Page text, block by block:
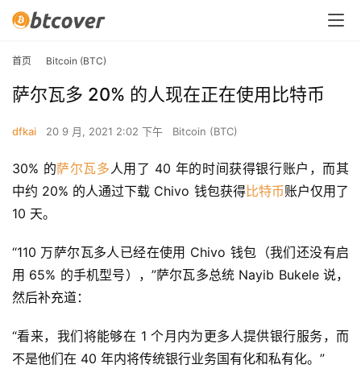
首页 Bitcoin (BTC)
萨尔瓦多 20% 的人现在正在使用比特币
dfkai 20 9 月, 2021 2:02 下午 Bitcoin (BTC)
30% 的萨尔瓦多人用了 40 年的时间获得银行账户，而其
中约 20% 的人通过下载 Chivo 钱包获得比特币账户仅用了
10 天。
“110 万萨尔瓦多人已经在使用 Chivo 钱包（我们还没有启
用 65% 的手机型号），”萨尔瓦多总统 Nayib Bukele 说，
然后补充道：
“看来，我们将能够在 1 个月内为更多人提供银行服务，而
不是他们在 40 年内将传统银行业务国有化和私有化。”